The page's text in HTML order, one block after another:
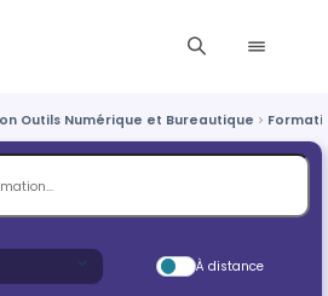
Outils Numérique et Bureautique
À distance